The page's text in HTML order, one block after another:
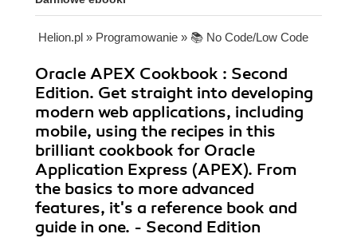
Helion.pl » Programowanie » 📚 No Code/Low Code
Oracle APEX Cookbook : Second
Edition. Get straight into developing
modern web applications, including
mobile, using the recipes in this
brilliant cookbook for Oracle
Application Express (APEX). From
the basics to more advanced
features, it's a reference book and
guide in one. - Second Edition